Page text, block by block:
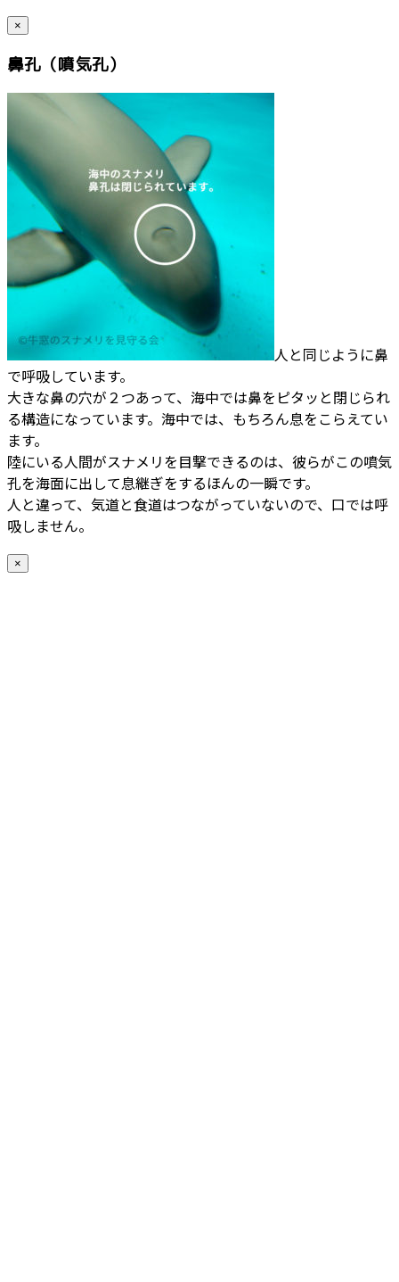
×
鼻孔（噴気孔）
人と同じように鼻
で呼吸しています。
大きな鼻の穴が２つあって、海中では鼻をピタッと閉じられ
る構造になっています。海中では、もちろん息をこらえてい
ます。
陸にいる人間がスナメリを目撃できるのは、彼らがこの噴気
孔を海面に出して息継ぎをするほんの一瞬です。
人と違って、気道と食道はつながっていないので、口では呼
吸しません。
×